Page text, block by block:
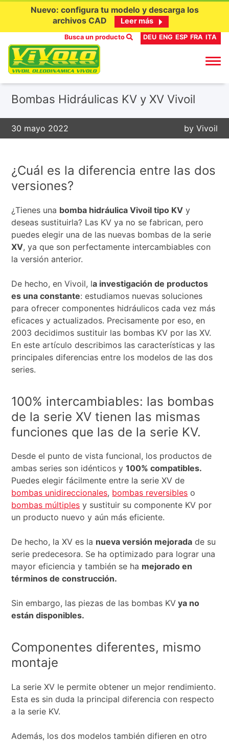
Nuevo: configura tu modelo y descarga los
archivos CAD
Leer más
Busca un producto DEU ENG ESP FRA ITA
Bombas Hidráulicas KV y XV Vivoil
30 mayo 2022 by Vivoil
¿Cuál es la diferencia entre las dos
versiones?
¿Tienes una bomba hidráulica Vivoil tipo KV y
deseas sustituirla? Las KV ya no se fabrican, pero
puedes elegir una de las nuevas bombas de la serie
XV, ya que son perfectamente intercambiables con
la versión anterior.
De hecho, en Vivoil, la investigación de productos
es una constante: estudiamos nuevas soluciones
para ofrecer componentes hidráulicos cada vez más
eficaces y actualizados. Precisamente por eso, en
2003 decidimos sustituir las bombas KV por las XV.
En este artículo describimos las características y las
principales diferencias entre los modelos de las dos
series.
100% intercambiables: las bombas
de la serie XV tienen las mismas
funciones que las de la serie KV.
Desde el punto de vista funcional, los productos de
ambas series son idénticos y100% compatibles.
Puedes elegir fácilmente entre la serie XV de
bombas unidireccionales, bombas reversibles o
bombas múltiples y sustituir su componente KV por
un producto nuevo y aún más eficiente.
De hecho, la XV es la nueva versión mejorada de su
serie predecesora. Se ha optimizado para lograr una
mayor eficiencia y también se ha mejorado en
términos de construcción.
Sin embargo, las piezas de las bombas KV ya no
están disponibles.
Componentes diferentes, mismo
montaje
La serie XV le permite obtener un mejor rendimiento.
Esta es sin duda la principal diferencia con respecto
a la serie KV.
Además, los dos modelos también difieren en otro